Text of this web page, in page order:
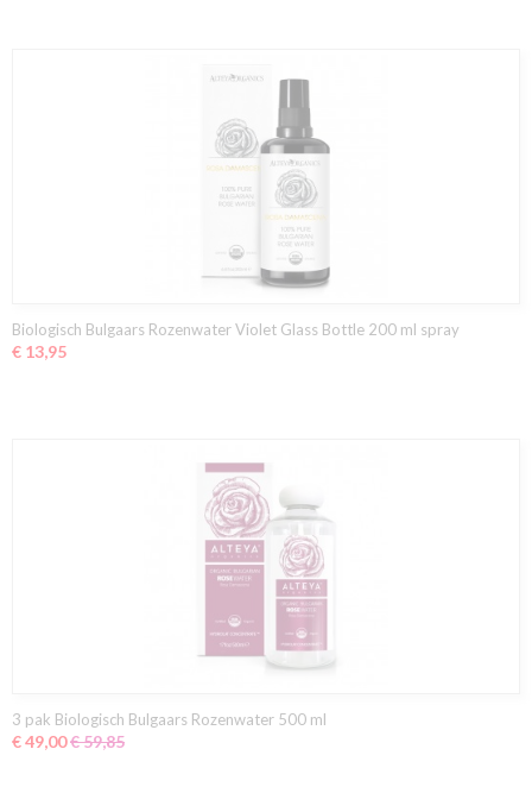
Biologisch Bulgaars Rozenwater Violet Glass Bottle 200 ml spray
€ 13,95
3 pak Biologisch Bulgaars Rozenwater 500 ml
€ 49,00€ 59,85